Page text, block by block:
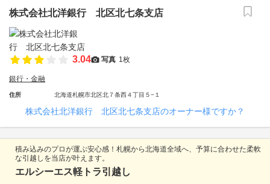
株式会社北洋銀行 北区北七条支店
3.04 写真 1枚
銀行・金融
住所 北海道札幌市北区北７条西４丁目５−１
株式会社北洋銀行 北区北七条支店のオーナー様ですか？
積み込みのプロが運ぶ安心感！札幌から北海道全域へ、予算に合わせた柔軟
な引越しを当店が叶えます。
エルシーエス軽トラ引越し